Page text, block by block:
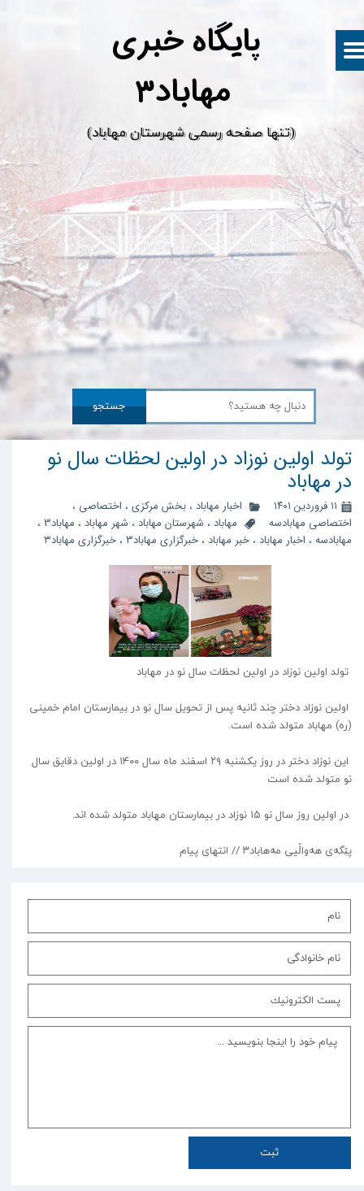
پایگاه خبری
​(تنها صفحه رسمی شهرستان مهاباد)
جستجو
تولد اولین نوزاد در اولین لحظات سال نو
در مهاباد
۱۱ فروردین ۱۴۰۱ اخبار مهاباد ، بخش مرکزی ، اختصاصی ،
اختصاصی مهابادسه
مهاباد ، شهرستان مهاباد ، شهر مهاباد ، مهاباد3
،
مهابادسه ، اخبار مهاباد ، خبر مهاباد ، خبرگزاری مهاباد3 ، خبرگزاری مهاباد۳
تولد اولین نوزاد در اولین لحظات سال نو در مهاباد
اولین نوزاد دختر چند ثانیه پس از تحویل سال نو در بیمارستان امام خمینی
(ره) مهاباد متولد شده است.
این نوزاد دختر در روز یکشنبه ۲۹ اسفند ماه سال ۱۴۰۰ در اولین دقایق سال
نو متولد شده است
در اولین روز سال نو ۱۵ نوزاد در بیمارستان مهاباد متولد شده اند.
پێگەی هەواڵیی مەهاباد۳ // انتهای پیام
ثبت